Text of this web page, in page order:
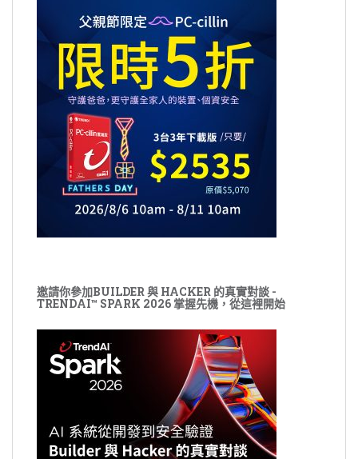
邀請你參加BUILDER 與 HACKER 的真實對談 -
TRENDAI™ SPARK 2026 掌握先機，從這裡開始